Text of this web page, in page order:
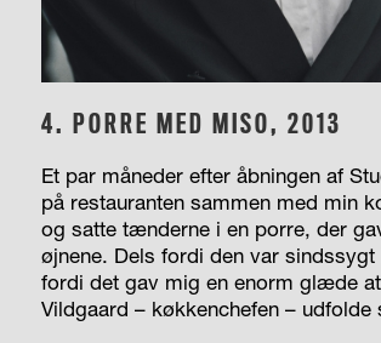
4. PORRE MED MISO, 2013
Et par måneder efter åbningen af
på restauranten sammen med min
og satte tænderne i en porre, der
øjnene. Dels fordi den var
fordi det gav mig en enorm glæde
Vildgaard – køkkenchefen – udfolde